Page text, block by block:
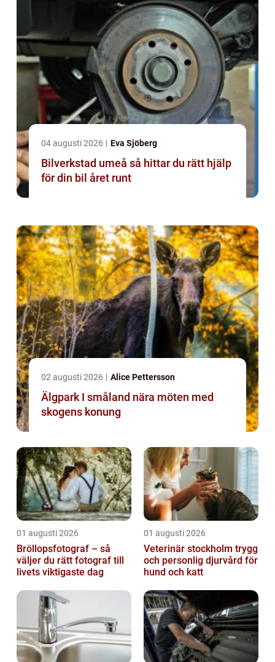
04 augusti 2026 Eva Sjöberg
Bilverkstad umeå så hittar du rätt hjälp
för din bil året runt
02 augusti 2026 Alice Pettersson
Älgpark I småland nära möten med
skogens konung
01 augusti 2026
Bröllopsfotograf – så
väljer du rätt fotograf till
livets viktigaste dag
01 augusti 2026
Veterinär stockholm trygg
och personlig djurvård för
hund och katt